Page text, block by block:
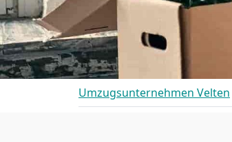
Umzugsunternehmen Velten